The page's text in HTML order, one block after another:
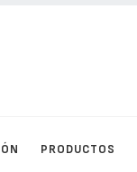
PRODUCTOS